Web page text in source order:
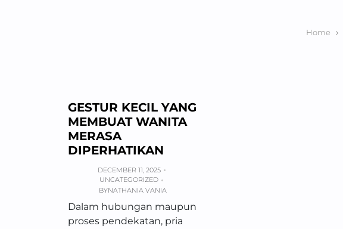
Home
GESTUR KECIL YANG
MEMBUAT WANITA
MERASA
DIPERHATIKAN
DECEMBER 11, 2025
UNCATEGORIZED
BYNATHANIA VANIA
Dalam hubungan maupun
proses pendekatan, pria